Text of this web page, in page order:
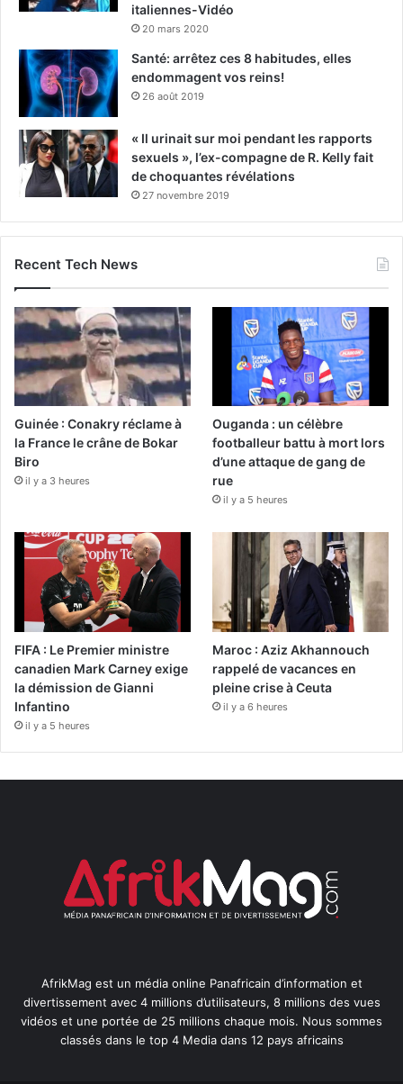
italiennes-Vidéo
20 mars 2020
Santé: arrêtez ces 8 habitudes, elles
endommagent vos reins!
26 août 2019
« Il urinait sur moi pendant les rapports
sexuels », l’ex-compagne de R. Kelly fait
de choquantes révélations
27 novembre 2019
Recent Tech News
Guinée : Conakry réclame à
la France le crâne de Bokar
Biro
il y a 3 heures
Ouganda : un célèbre
footballeur battu à mort lors
d’une attaque de gang de
rue
il y a 5 heures
FIFA : Le Premier ministre
canadien Mark Carney exige
la démission de Gianni
Infantino
il y a 5 heures
Maroc : Aziz Akhannouch
rappelé de vacances en
pleine crise à Ceuta
il y a 6 heures
AfrikMag est un média online Panafricain d’information et
divertissement avec 4 millions d’utilisateurs, 8 millions des vues
vidéos et une portée de 25 millions chaque mois. Nous sommes
classés dans le top 4 Media dans 12 pays africains